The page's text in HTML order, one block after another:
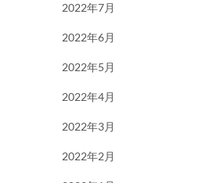
2022年7月
2022年6月
2022年5月
2022年4月
2022年3月
2022年2月